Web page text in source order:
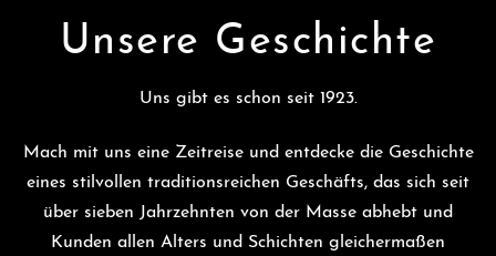
Unsere Geschichte
Uns gibt es schon seit 1923.
Mach mit uns eine Zeitreise und entdecke die Geschichte
eines stilvollen traditionsreichen Geschäfts, das sich seit
über sieben Jahrzehnten von der Masse abhebt und
Kunden allen Alters und Schichten gleichermaßen